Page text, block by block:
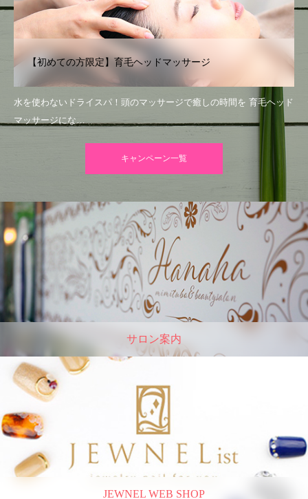
【初めての方限定】育毛ヘッドマッサージ
水を使わないドライスパ！頭のマッサージで癒しの時間を 育毛ヘッド
マッサージにな…
キャンペーン一覧
サロン案内
JEWNEL WEB SHOP